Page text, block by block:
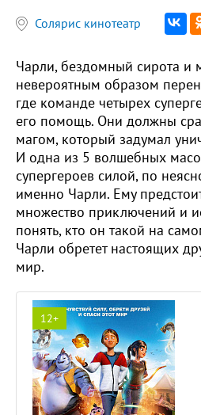
Солярис кинотеатр
Чарли, бездомный сирота и
невероятным образом
где команде четырех
его помощь. Они должны
магом, который задумал
И одна из 5 волшебных
супергероев силой, по
именно Чарли. Ему
множество приключений и
понять, кто он такой на
Чарли обретет настоящих
мир.
12+